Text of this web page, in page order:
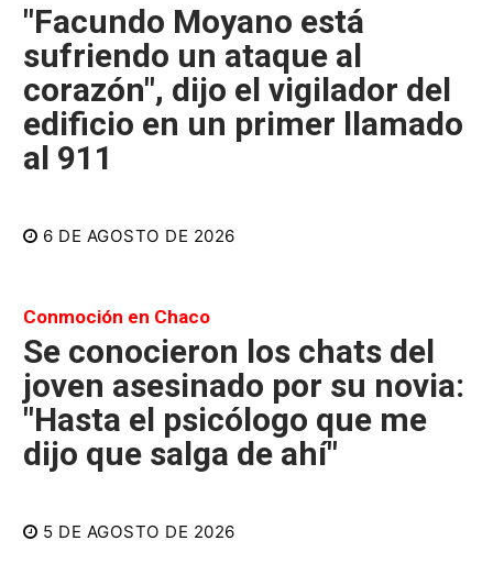
"Facundo Moyano está
sufriendo un ataque al
corazón", dijo el vigilador del
edificio en un primer llamado
al 911
6 DE AGOSTO DE 2026
Conmoción en Chaco
Se conocieron los chats del
joven asesinado por su novia:
"Hasta el psicólogo que me
dijo que salga de ahí"
5 DE AGOSTO DE 2026